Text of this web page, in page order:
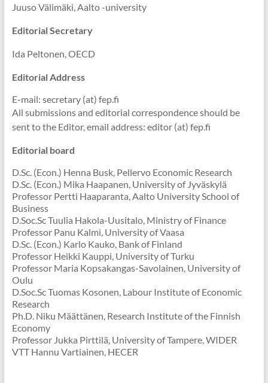
Juuso Välimäki, Aalto -university
Editorial Secretary
Ida Peltonen, OECD
Editorial Address
E-mail: secretary (at) fep.fi
All submissions and editorial correspondence should be
sent to the Editor, email address: editor (at) fep.fi
Editorial board
D.Sc. (Econ.) Henna Busk, Pellervo Economic Research
D.Sc. (Econ.) Mika Haapanen, University of Jyväskylä
Professor Pertti Haaparanta, Aalto University School of
Business
D.Soc.Sc Tuulia Hakola-Uusitalo, Ministry of Finance
Professor Panu Kalmi, University of Vaasa
D.Sc. (Econ.) Karlo Kauko, Bank of Finland
Professor Heikki Kauppi, University of Turku
Professor Maria Kopsakangas-Savolainen, University of
Oulu
D.Soc.Sc Tuomas Kosonen, Labour Institute of Economic
Research
Ph.D. Niku Määttänen, Research Institute of the Finnish
Economy
Professor Jukka Pirttilä, University of Tampere, WIDER
VTT Hannu Vartiainen, HECER